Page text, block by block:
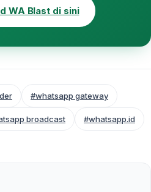
WA Blast di sini
#whatsapp gateway
broadcast #whatsapp.id